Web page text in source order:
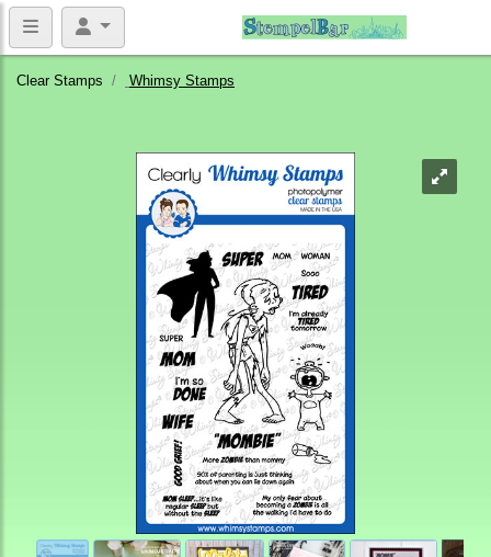
Clear Stamps Whimsy Stamps